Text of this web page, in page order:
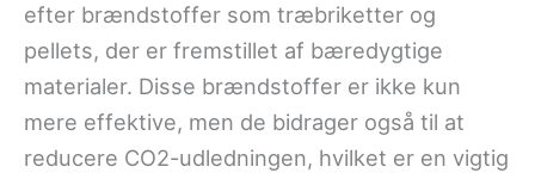
efter brændstoffer som træbriketter og
pellets, der er fremstillet af bæredygtige
materialer. Disse brændstoffer er ikke kun
mere effektive, men de bidrager også til at
reducere CO2-udledningen, hvilket er en vigtig